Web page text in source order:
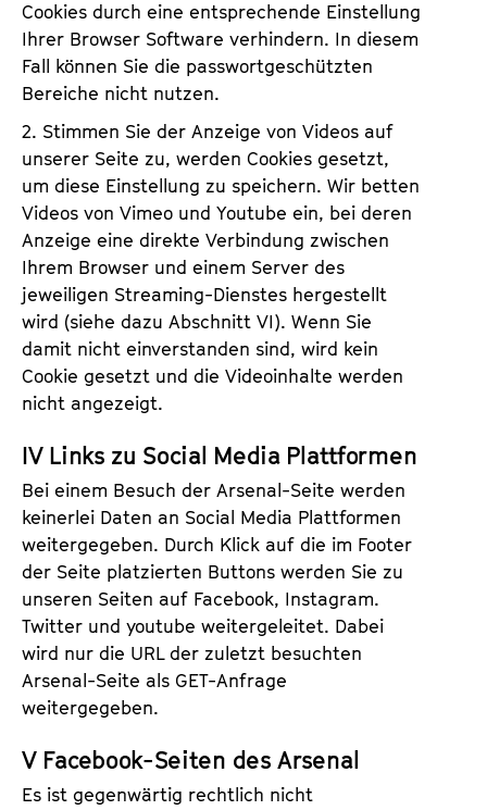
Cookies durch eine entsprechende Einstellung
Ihrer Browser Software verhindern. In diesem
Fall können Sie die passwortgeschützten
Bereiche nicht nutzen.
2. Stimmen Sie der Anzeige von Videos auf
unserer Seite zu, werden Cookies gesetzt,
um diese Einstellung zu speichern. Wir betten
Videos von Vimeo und Youtube ein, bei deren
Anzeige eine direkte Verbindung zwischen
Ihrem Browser und einem Server des
jeweiligen Streaming-Dienstes hergestellt
wird (siehe dazu Abschnitt VI). Wenn Sie
damit nicht einverstanden sind, wird kein
Cookie gesetzt und die Videoinhalte werden
nicht angezeigt.
IV Links zu Social Media Plattformen
Bei einem Besuch der Arsenal-Seite werden
keinerlei Daten an Social Media Plattformen
weitergegeben. Durch Klick auf die im Footer
der Seite platzierten Buttons werden Sie zu
unseren Seiten auf Facebook, Instagram.
Twitter und youtube weitergeleitet. Dabei
wird nur die URL der zuletzt besuchten
Arsenal-Seite als GET-Anfrage
weitergegeben.
V Facebook-Seiten des Arsenal
Es ist gegenwärtig rechtlich nicht